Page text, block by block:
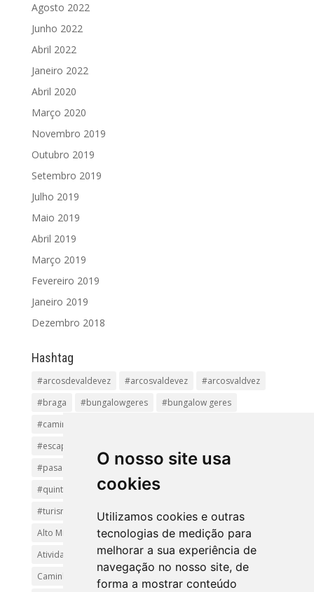
O nosso site usa
cookies
Utilizamos cookies e outras
tecnologias de medição para
melhorar a sua experiência de
navegação no nosso site, de
forma a mostrar conteúdo
Agosto 2022
Junho 2022
Abril 2022
Janeiro 2022
Abril 2020
Março 2020
Novembro 2019
Outubro 2019
Setembro 2019
Julho 2019
Maio 2019
Abril 2019
Março 2019
Fevereiro 2019
Janeiro 2019
Dezembro 2018
Hashtag
#arcosdevaldevez #arcosvaldevez
#arcosvaldvez
#braga
#bungalowgeres
#bungalow geres
#caminhadas
#escapadinha
#pasadiços
#passadiçosdovez
#penedageres
#quintalamosa
#religião
#turismoreligioso
#turismorural
#vianadocastelo
Alto Minho
Arcos de Valdevez.
Arcos Valdevez
Atividades e Passeios
aventura
Caminhadas e Passeio
Caminho de Santiago
Caminho Minhoto Ribeiro